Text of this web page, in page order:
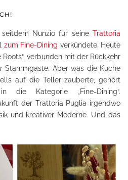
Nunzio für seine Trattoria
zum Fine-Dining verkündete. Heute
verbunden mit der Rückkehr
Stammgäste. Aber was die Küche
auf die Teller zauberte, gehört
Kategorie „Fine-Dining“.
der Trattoria Puglia irgendwo
und kreativer Moderne. Und das